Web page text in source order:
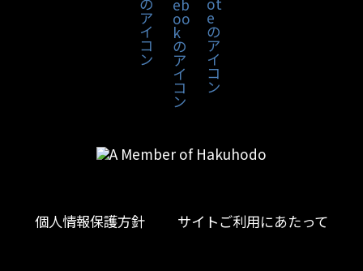
個人情報保護方針 サイトご利用にあたって